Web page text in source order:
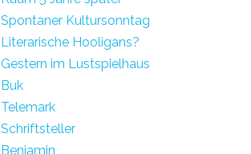
Spontaner Kultursonntag
Literarische Hooligans?
Gestern im Lustspielhaus
Buk
Telemark
Schriftsteller
Benjamin